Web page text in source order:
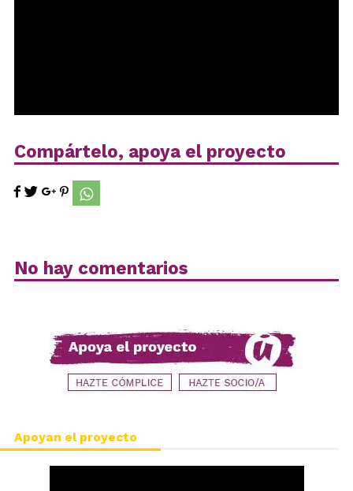
Compártelo, apoya el proyecto
No hay comentarios
Apoyan el proyecto